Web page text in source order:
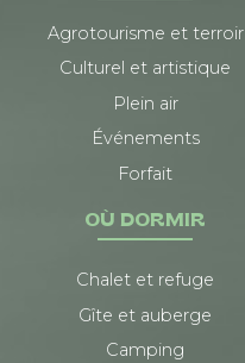
Agrotourisme et terroir
Culturel et artistique
Plein air
Événements
Forfait
OÙ DORMIR
Chalet et refuge
Gîte et auberge
Camping